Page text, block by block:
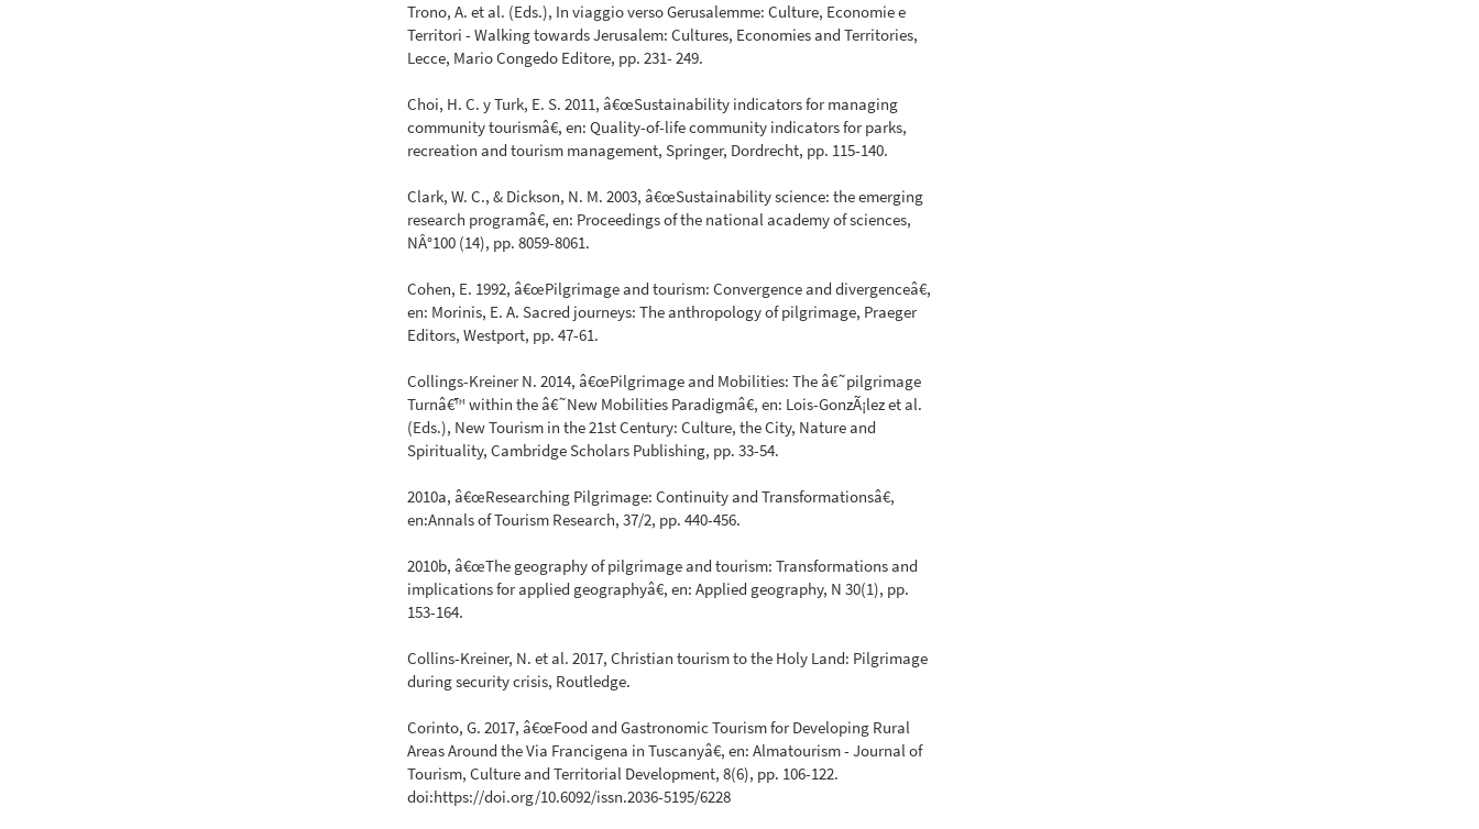
Trono, A. et al. (Eds.), In viaggio verso Gerusalemme: Culture, Economie e
Territori - Walking towards Jerusalem: Cultures, Economies and Territories,
Lecce, Mario Congedo Editore, pp. 231- 249.
Choi, H. C. y Turk, E. S. 2011, â€œSustainability indicators for managing
community tourismâ€, en: Quality-of-life community indicators for parks,
recreation and tourism management, Springer, Dordrecht, pp. 115-140.
Clark, W. C., & Dickson, N. M. 2003, â€œSustainability science: the emerging
research programâ€, en: Proceedings of the national academy of sciences,
NÂ°100 (14), pp. 8059-8061.
Cohen, E. 1992, â€œPilgrimage and tourism: Convergence and divergenceâ€,
en: Morinis, E. A. Sacred journeys: The anthropology of pilgrimage, Praeger
Editors, Westport, pp. 47-61.
Collings-Kreiner N. 2014, â€œPilgrimage and Mobilities: The â€˜pilgrimage
Turnâ€™ within the â€˜New Mobilities Paradigmâ€, en: Lois-GonzÃ¡lez et al.
(Eds.), New Tourism in the 21st Century: Culture, the City, Nature and
Spirituality, Cambridge Scholars Publishing, pp. 33-54.
2010a, â€œResearching Pilgrimage: Continuity and Transformationsâ€,
en:Annals of Tourism Research, 37/2, pp. 440-456.
2010b, â€œThe geography of pilgrimage and tourism: Transformations and
implications for applied geographyâ€, en: Applied geography, N 30(1), pp.
153-164.
Collins-Kreiner, N. et al. 2017, Christian tourism to the Holy Land: Pilgrimage
during security crisis, Routledge.
Corinto, G. 2017, â€œFood and Gastronomic Tourism for Developing Rural
Areas Around the Via Francigena in Tuscanyâ€, en: Almatourism - Journal of
Tourism, Culture and Territorial Development, 8(6), pp. 106-122.
doi:https://doi.org/10.6092/issn.2036-5195/6228